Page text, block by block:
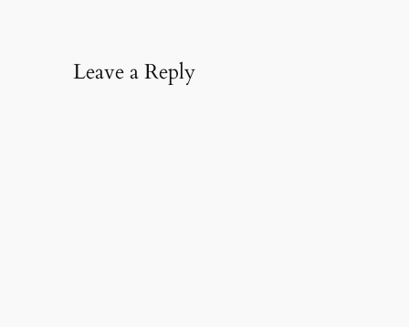
Leave a Reply